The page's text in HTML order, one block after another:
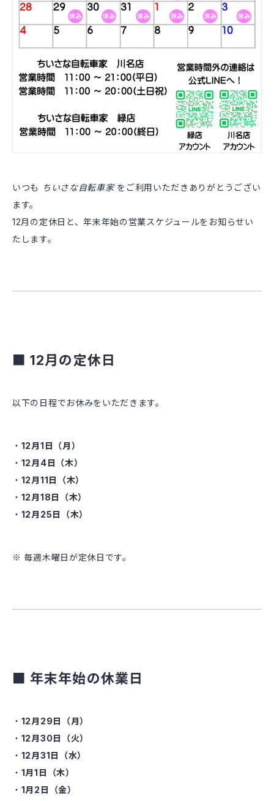
いつも ちいさな自転車家をご利用いただきありがとうござい
ます。
12月の定休日と、年末年始の営業スケジュールをお知らせい
たします。
■ 12月の定休日
以下の日程でお休みをいただきます。
12月1日（月）
12月4日（木）
12月11日（木）
12月18日（木）
12月25日（木）
※ 毎週木曜日が定休日です。
■ 年末年始の休業日
12月29日（月）
12月30日（火）
12月31日（水）
1月1日（木）
1月2日（金）